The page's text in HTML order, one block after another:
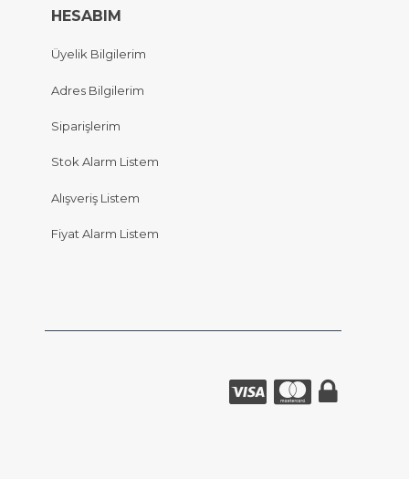
HESABIM
Üyelik Bilgilerim
Adres Bilgilerim
Siparişlerim
Stok Alarm Listem
Alışveriş Listem
Fiyat Alarm Listem